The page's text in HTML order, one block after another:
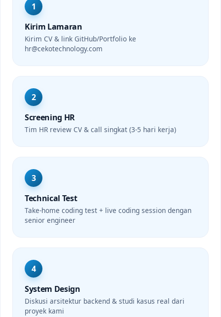
1
Kirim Lamaran
Kirim CV & link GitHub/Portfolio ke
hr@cekotechnology.com
2
Screening HR
Tim HR review CV & call singkat (3-5 hari kerja)
3
Technical Test
Take-home coding test + live coding session dengan
senior engineer
4
System Design
Diskusi arsitektur backend & studi kasus real dari
proyek kami